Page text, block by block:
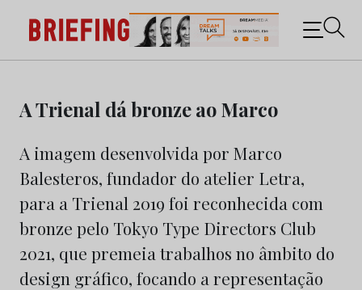
content
Briefing: Todas as notícias sobre os negócios do
Marketing e da Publicidade
A Trienal dá bronze ao Marco
A imagem desenvolvida por Marco
Balesteros, fundador do atelier Letra,
para a Trienal 2019 foi reconhecida com
bronze pelo Tokyo Type Directors Club
2021, que premeia trabalhos no âmbito do
design gráfico, focando a representação